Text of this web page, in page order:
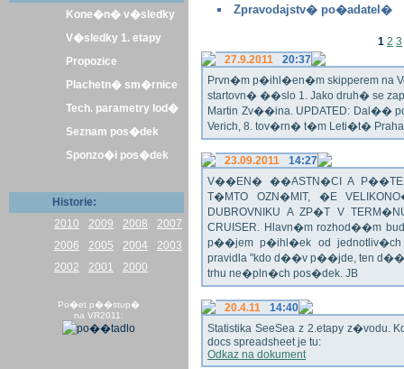
Kone�n� v�sledky
V�sledky 1. etapy
Propozice
Plachetn� sm�rnice
Tech. parametry lod�
Seznam pos�dek
Sponzo�i pos�dek
Historie:
2010
2009 2008
2007
2006
2005 2004
2003
2002
2001 2000
Po�et p��stup�
na VR2011:
Zpravodajstv� po�adatel�
1 2 3
27.9.2011
20:37
Prvn�m p�ihl�en�m skipperem na
startovn� ��slo 1. Jako druh� se
Martin Zv��ina. UPDATED: Dal��
Verich, 8. tov�rn� t�m Leti�t� Praha
23.09.2011
14:27
V��EN� ��ASTN�CI A
T�MTO OZN�MIT, �E
DUBROVNIKU A ZP�T V
CRUISER. Hlavn�m rozhod��m
p��jem p�ihl�ek od
pravidla "kdo d��v p��jde, ten
trhu ne�pln�ch pos�dek. JB
20.4.11
14:40
Statistika SeeSea z 2.etapy z�vodu.
docs spreadsheet je tu:
Odkaz na dokument